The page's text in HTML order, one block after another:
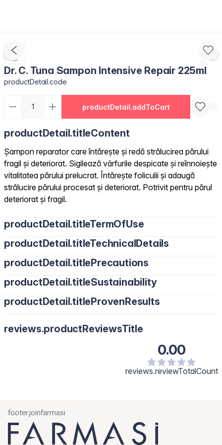
Dr. C. Tuna Sampon Intensive Repair 225ml
productDetail.code
productDetail.addToCart
productDetail.titleContent
Șampon reparator care întărește și redă strălucirea părului
fragil și deteriorat. Sigilează vârfurile despicate și reînnoiește
vitalitatea părului prelucrat. Întărește foliculii și adaugă
strălucire părului procesat și deteriorat. Potrivit pentru părul
deteriorat și fragil.
productDetail.titleTermOfUse
productDetail.titleTechnicalDetails
productDetail.titlePrecautions
productDetail.titleSustainability
productDetail.titleProvenResults
reviews.productReviewsTitle
0.00
reviews.reviewTotalCount
footer.joinfarmasi